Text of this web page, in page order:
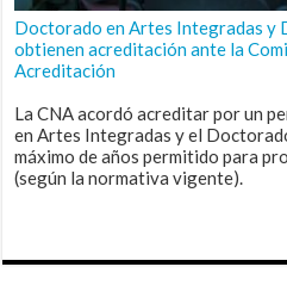
Doctorado en Artes Integradas y
obtienen acreditación ante la
Acreditación
La CNA acordó acreditar por un
en Artes Integradas y el
máximo de años permitido para
(según la normativa vigente).